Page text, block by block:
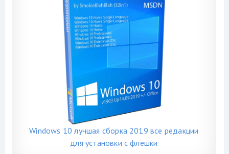
Windows 10 лучшая сборка 2019 все редакции
для установки с флешки